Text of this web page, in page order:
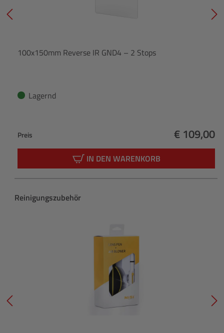
100x150mm Reverse IR GND4 – 2 Stops
Lagernd
Preis
Regulärer
€ 109,00
IN DEN WARENKORB
Produktgalerie überspringen
Reinigungszubehör